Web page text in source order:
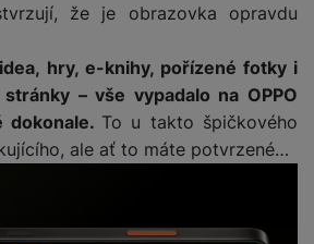
že je obrazovka opravdu
hry, e-knihy, pořízené fotky i
– vše vypadalo na OPPO
dokonale. To u takto špičkového
ale ať to máte potvrzené…